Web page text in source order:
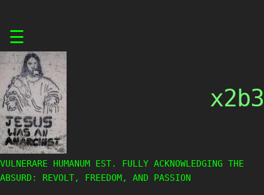
content
☰
x2b3
VULNERARE HUMANUM EST. FULLY ACKNOWLEDGING THE
ABSURD: REVOLT, FREEDOM, AND PASSION